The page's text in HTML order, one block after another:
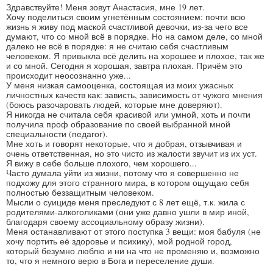
Здравствуйте! Меня зовут Анастасия, мне 19 лет.
Хочу поделиться своим угнетённым состоянием: почти всю
жизнь я живу под маской счастливой девочки, из-за чего все
думают, что со мной всё в порядке. Но на самом деле, со мной
далеко не всё в порядке: я не считаю себя счастливым
человеком. Я привыкла всё делить на хорошее и плохое, так же
и со мной. Сегодня я хорошая, завтра плохая. Причём это
происходит неосознанно уже...
У меня низкая самооценка, состоящая из моих ужасных
личностных качеств как: зависть, зависимость от чужого мнения
(боюсь разочаровать людей, которые мне доверяют).
Я никогда не считала себя красивой или умной, хоть и почти
получила проф образование по своей выбранной мной
специальности (педагог).
Мне хоть и говорят некоторые, что я добрая, отзывчивая и
очень ответственная, но это чисто из жалости звучит из их уст.
Я вижу в себе больше плохого, чем хорошего...
Часто думала уйти из жизни, потому что я совершенно не
подхожу для этого странного мира, в котором ощущаю себя
полностью беззащитным человеком.
Мысли о суициде меня преследуют с 8 лет ещё, т.к. жила с
родителями-алкоголиками (они уже давно ушли в мир иной,
благодаря своему ассоциальному образу жизни).
Меня останавливают от этого поступка 3 вещи: моя бабуля (не
хочу портить её здоровье и психику), мой родной город,
который безумно люблю и ни на что не променяю и, возможно
то, что я немного верю в Бога и переселение души.